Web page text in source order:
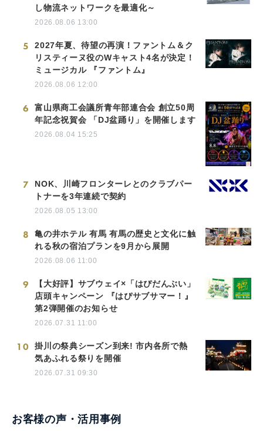
し物流ネットワークを最適化～
2026.08.06 13:00
5
2027年夏、待望の再演！ファントム＆ク
リスティーヌ役のWキャスト4名が決定！
ミュージカル 『ファントム』
2026.08.06 12:00
6
富山県商工会議所青年部連合会 創立50周
年記念祝賀会 「DJ盆踊り」を開催します
2026.08.04 15:25
7
NOK、川崎フロンターレとのクラブパー
トナーを3年連続で契約
2026.08.05 13:00
8
亀の井ホテル 有馬 有馬の歴史と文化に触
れる秋の宿泊プランを9月から展開
2026.08.06 11:00
9
【大好評】サブウェイ×「はぴだんぶい」
店頭キャンペーン 『はぴサブサマー！』
第2弾開催のお知らせ
2026.07.31 11:00
10
掛川の祭典シーズン到来! 市内各所で熱
気あふれる祭りを開催
2026.07.31 09:30
お客様の声・活用事例